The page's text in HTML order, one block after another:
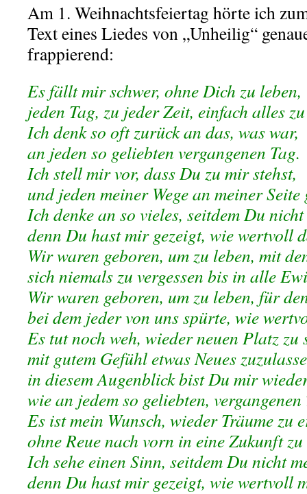
Am 1. Weihnachtsfeiertag hörte ich
Text eines Liedes von „Unheilig“
frappierend:
Es fällt mir schwer, ohne Dich zu leben,
jeden Tag, zu jeder Zeit, einfach alles
Ich denk so oft zurück an das, was war,
an jeden so geliebten vergangenen Tag.
Ich stell mir vor, dass Du zu mir stehst,
und jeden meiner Wege an meiner Seite
Ich denke an so vieles, seitdem Du
denn Du hast mir gezeigt, wie wertvoll
Wir waren geboren, um zu leben, mit
sich niemals zu vergessen bis in alle
Wir waren geboren, um zu leben, für
bei dem jeder von uns spürte, wie
Es tut noch weh, wieder neuen Platz zu
mit gutem Gefühl etwas Neues
in diesem Augenblick bist Du mir
wie an jedem so geliebten, vergangenen
Es ist mein Wunsch, wieder Träume zu
ohne Reue nach vorn in eine Zukunft zu
Ich sehe einen Sinn, seitdem Du nicht
denn Du hast mir gezeigt, wie wertvoll